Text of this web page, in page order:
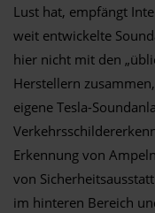
Lust hat, empfängt
weit entwickelte
hier nicht mit den
Herstellern
eigene Tesla-
Erkennung von
von
im hinteren Bereich